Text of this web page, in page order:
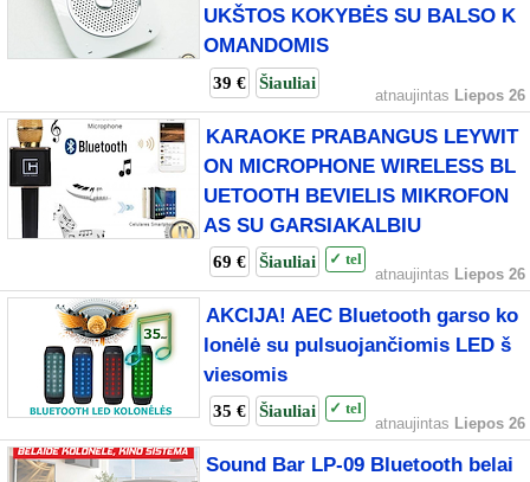
UKŠTOS KOKYBĖS SU BALSO K
OMANDOMIS
39 € Šiauliai
atnaujintas Liepos 26
KARAOKE PRABANGUS LEYWIT
ON MICROPHONE WIRELESS BL
UETOOTH BEVIELIS MIKROFON
AS SU GARSIAKALBIU
69 € Šiauliai ✓ tel
atnaujintas Liepos 26
AKCIJA! AEC Bluetooth garso ko
lonėlė su pulsuojančiomis LED š
viesomis
35 € Šiauliai ✓ tel
atnaujintas Liepos 26
Sound Bar LP-09 Bluetooth belai